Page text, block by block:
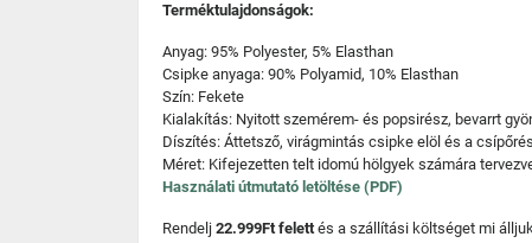
Terméktulajdonságok:
Anyag: 95% Polyester, 5% Elasthan
Csipke anyaga: 90% Polyamid, 10% Elasthan
Szín: Fekete
Kialakítás: Nyitott szemérem- és popsirész, bevarrt
Díszítés: Áttetsző, virágmintás csipke elöl és a
Méret: Kifejezetten telt idomú hölgyek számára
Használati útmutató letöltése (PDF)
Rendelj 22.999Ft felettés a szállítási költséget mi